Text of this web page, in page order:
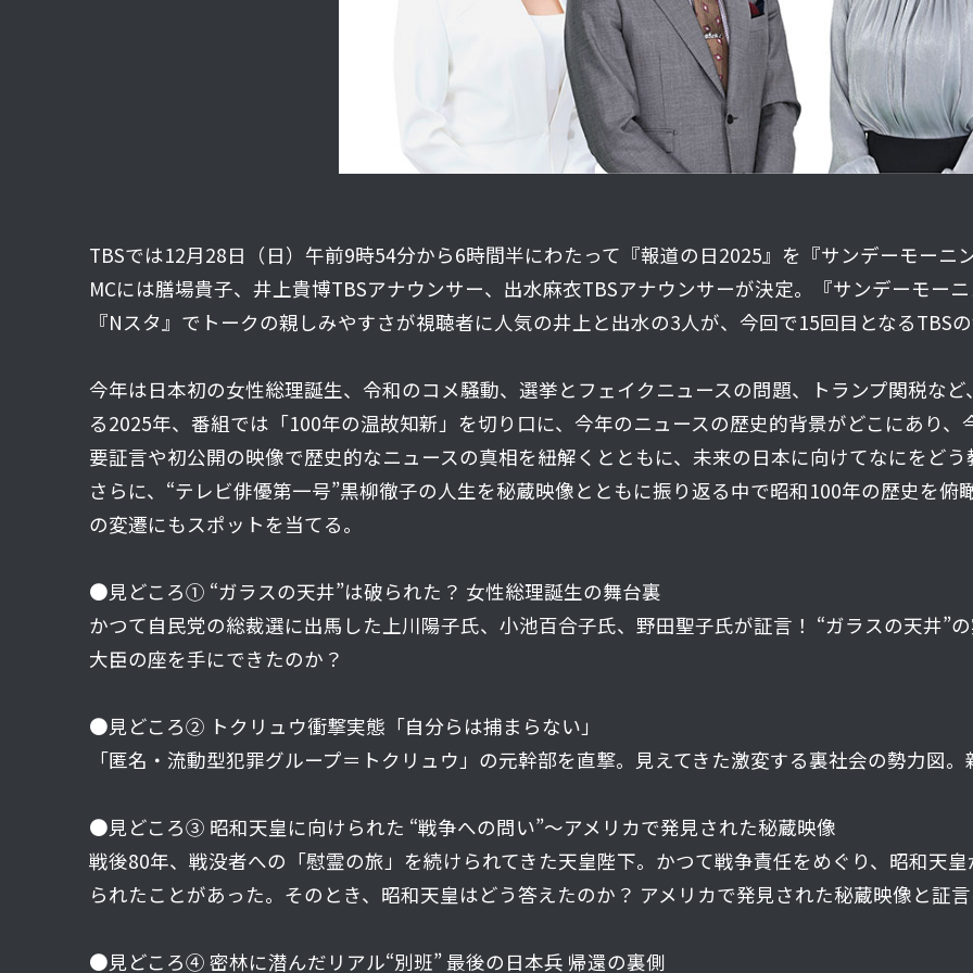
TBSでは12月28日（日）午前9時54分から6時間半にわたって『報道の日2025』を『サンデーモーニ
MCには膳場貴子、井上貴博TBSアナウンサー、出水麻衣TBSアナウンサーが決定。『サンデーモー
『Nスタ』でトークの親しみやすさが視聴者に人気の井上と出水の3人が、今回で15回目となるTBS
今年は日本初の女性総理誕生、令和のコメ騒動、選挙とフェイクニュースの問題、トランプ関税な
る2025年、番組では「100年の温故知新」を切り口に、今年のニュースの歴史的背景がどこにあり
要証言や初公開の映像で歴史的なニュースの真相を紐解くとともに、未来の日本に向けてなにをど
さらに、“テレビ俳優第一号”黒柳徹子の人生を秘蔵映像とともに振り返る中で昭和100年の歴史を
の変遷にもスポットを当てる。
●見どころ① “ガラスの天井”は破られた？ 女性総理誕生の舞台裏
かつて自民党の総裁選に出馬した上川陽子氏、小池百合子氏、野田聖子氏が証言！ “ガラスの天井”
大臣の座を手にできたのか？
●見どころ② トクリュウ衝撃実態「自分らは捕まらない」
「匿名・流動型犯罪グループ＝トクリュウ」の元幹部を直撃。見えてきた激変する裏社会の勢力図
●見どころ③ 昭和天皇に向けられた “戦争への問い”～アメリカで発見された秘蔵映像
戦後80年、戦没者への「慰霊の旅」を続けられてきた天皇陛下。かつて戦争責任をめぐり、昭和天
られたことがあった。そのとき、昭和天皇はどう答えたのか？ アメリカで発見された秘蔵映像と証
●見どころ④ 密林に潜んだリアル“別班” 最後の日本兵 帰還の裏側